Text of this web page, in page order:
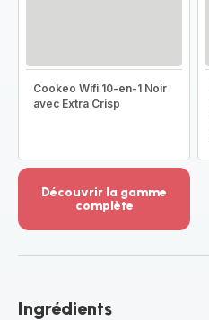
Cookeo Wifi 10-en-1 Noir
avec Extra Crisp
Découvrir la gamme
complète
-
gamme
Ingrédients